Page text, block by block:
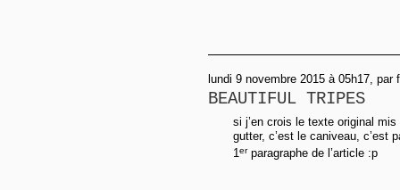
lundi 9 novembre 2015 à 05h17, par
BEAUTIFUL TRIPES
si j’en crois le texte original
gutter, c’est le caniveau, c’est
1 erparagraphe de l’article :p